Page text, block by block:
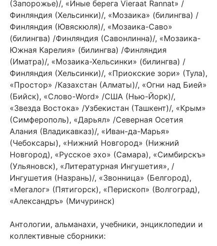
(Запорожье)/, «Иные берега Vieraat Rannat» /
Финляндия (Хельсинки)/, «Мозаика» (билингва) /
Финляндия (Ювяскюля)/, «Мозаика-Саво»
(билингва) /Финляндия (Савонлинна)/, «Мозаика-
Южная Карелия» (билингва) /Финляндия
(Иматра)/, «Мозаика-Хельсинки» (билингва) /
Финляндия (Хельсинки)/, «Приокские зори» (Тула),
«Простор» /Казахстан (Алматы)/, «Огни над Бией»
(Бийск), «Слово-Word» /США (Нью-Йорк)/,
«Звезда Востока» /Узбекистан (Ташкент)/, «Крым»
(Симферополь), «Дарьял» /Северная Осетия
Алания (Владикавказ)/, «Иван-да-Марья»
(Чебоксары), «Нижний Новгород» (Нижний
Новгород), «Русское эхо» (Самара), «Симбирскъ»
(Ульяновск), «Литературная Ингушетия», /
Ингушетия (Назрань)/, «Звонница» (Белгород),
«Мегалог» (Пятигорск), «Перископ» (Волгоград),
«Александръ» (Мичуринск)
Антологии, альманахи, учебники, энциклопедии и
коллективные сборники: